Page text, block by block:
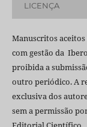
LICENÇA
Manuscritos
com gestão da
proibida a
outro periódico. A
exclusiva dos
sem a permissão